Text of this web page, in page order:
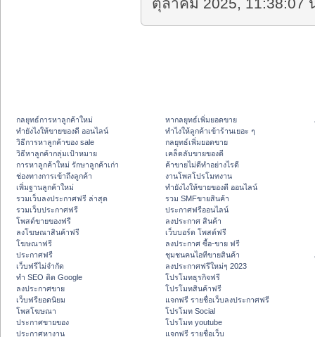
ตุลาคม 2025, 11:38:07
กลยุทธ์การหาลูกค้าใหม่
ทํายังไงให้ขายของดี ออนไลน์
วิธีการหาลูกค้าของ sale
วิธีหาลูกค้ากลุ่มเป้าหมาย
การหาลูกค้าใหม่ รักษาลูกค้าเก่า
ช่องทางการเข้าถึงลูกค้า
เพิ่มฐานลูกค้าใหม่
รวมเว็บลงประกาศฟรี ล่าสุด
รวมเว็บประกาศฟรี
โพสต์ขายของฟรี
ลงโฆษณาสินค้าฟรี
โฆษณาฟรี
ประกาศฟรี
เว็บฟรีไม่จำกัด
ทำ SEO ติด Google
ลงประกาศขาย
เว็บฟรียอดนิยม
โพสโฆษณา
ประกาศขายของ
ประกาศหางาน
หากลยุทธ์เพิ่มยอดขาย
ทําไงให้ลูกค้าเข้าร้านเยอะ ๆ
กลยุทธ์เพิ่มยอดขาย
เคล็ดลับขายของดี
ค้าขายไม่ดีทำอย่างไรดี
งานโพสโปรโมทงาน
ทํายังไงให้ขายของดี ออนไลน์
รวม SMFขายสินค้า
ประกาศฟรีออนไลน์
ลงประกาศ สินค้า
เว็บบอร์ด โพสต์ฟรี
ลงประกาศ ซื้อ-ขาย ฟรี
ชุมชนคนไอทีขายสินค้า
ลงประกาศฟรีใหม่ๆ 2023
โปรโมทธุรกิจฟรี
โปรโมทสินค้าฟรี
แจกฟรี รายชื่อเว็บลงประกาศฟรี
โปรโมท Social
โปรโมท youtube
แจกฟรี รายชื่อเว็บ